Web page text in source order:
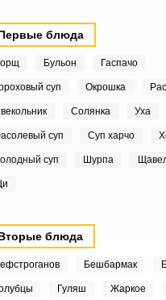
блюда
Бульон Гаспачо
суп Окрошка
Солянка Уха
суп Суп харчо
суп Шурпа
блюда
Бешбармак
Гуляш Жаркое